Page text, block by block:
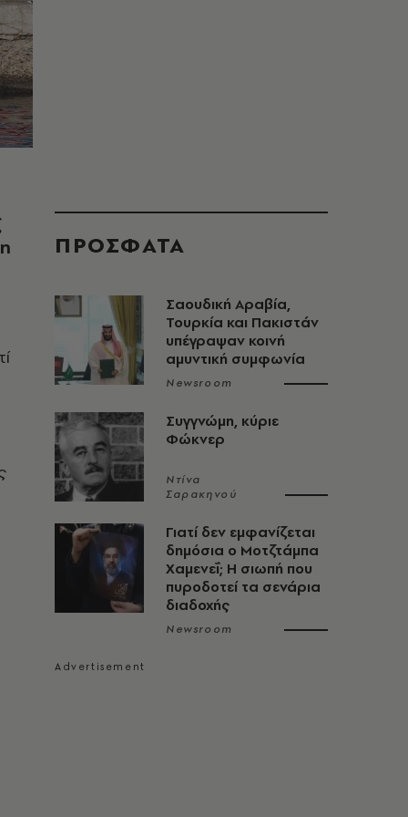
ΠΡΟΣΦΑΤΑ
Σαουδική Αραβία,
Τουρκία και Πακιστάν
υπέγραψαν κοινή
αμυντική συμφωνία
Newsroom
Συγγνώμη, κύριε
Φώκνερ
Ντίνα
Σαρακηνού
Γιατί δεν εμφανίζεται
δημόσια ο Μοτζτάμπα
Χαμενεΐ; Η σιωπή που
πυροδοτεί τα σενάρια
διαδοχής
Newsroom